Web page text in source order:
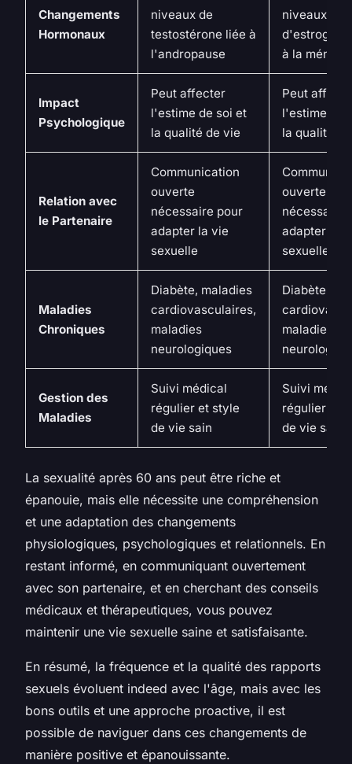
Changements
Hormonaux
niveaux de
testostérone liée à
l'andropause
niveaux
à la
Impact
Psychologique
Peut affecter
l'estime de soi et
la qualité de vie
Peut
l'estime de
la qualité
Relation avec
le Partenaire
Communication
ouverte
nécessaire pour
adapter la vie
sexuelle
ouverte
nécessaire
adapter la
sexuelle
Maladies
Chroniques
Diabète, maladies
cardiovasculaires,
maladies
neurologiques
Diabète,
maladies
Gestion des
Maladies
Suivi médical
régulier et style
de vie sain
Suivi
régulier et
de vie sain
La sexualité après 60 ans peut être riche et
épanouie, mais elle nécessite une compréhension
et une adaptation des changements
physiologiques, psychologiques et relationnels. En
restant informé, en communiquant ouvertement
avec son partenaire, et en cherchant des conseils
médicaux et thérapeutiques, vous pouvez
maintenir une vie sexuelle saine et satisfaisante.
En résumé, la fréquence et la qualité des rapports
sexuels évoluent indeed avec l'âge, mais avec les
bons outils et une approche proactive, il est
possible de naviguer dans ces changements de
manière positive et épanouissante.